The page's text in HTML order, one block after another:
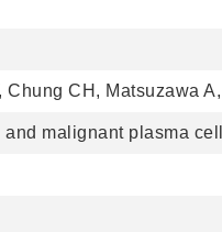
CH, Matsuzawa
malignant plasma